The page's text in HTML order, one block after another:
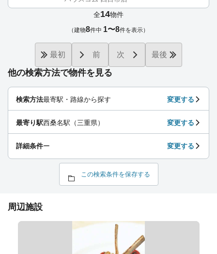
他の検索方法で物件を見る
検索方法最寄駅・路線から探す 変更する
最寄り駅西桑名駅（三重県） 変更する
詳細条件ー 変更する
この検索条件を保存する
全14物件
（建物8件中 1〜8件を表示）
最初 前 次 最後
周辺施設